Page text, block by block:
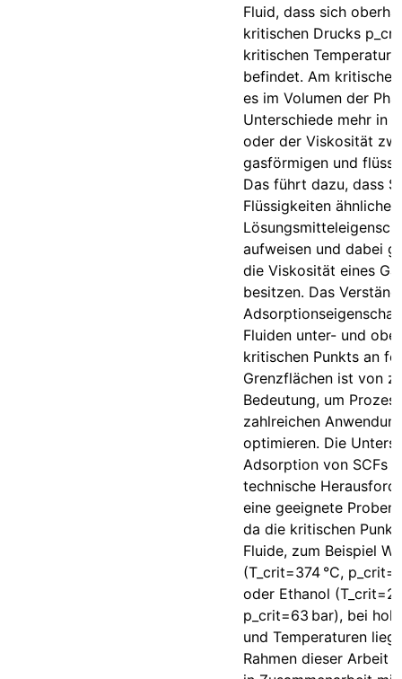
Fluid, dass sich
kritischen Drucks
kritischen Temperatur
befindet. Am
es im Volumen der
Unterschiede mehr in
oder der Viskosität
gasförmigen und
Das führt dazu, dass
Flüssigkeiten ähnliche
aufweisen und dabei
die Viskosität eines
besitzen. Das
Fluiden unter- und
kritischen Punkts an
Grenzflächen ist von
Bedeutung, um
zahlreichen
optimieren. Die
Adsorption von SCFs
technische
eine geeignete
da die kritischen
Fluide, zum Beispiel
(T_crit=374 °C,
oder Ethanol
p_crit=63 bar), bei
und Temperaturen
Rahmen dieser Arbeit